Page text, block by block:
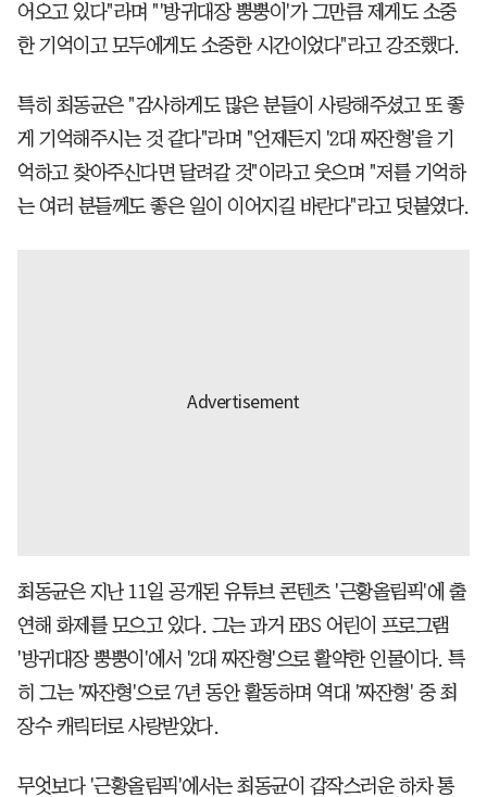
어오고 있다"라며 "'방귀대장 뿡뿡이'가 그만큼 제게도 소중
한 기억이고 모두에게도 소중한 시간이었다"라고 강조했다.
특히 최동균은 "감사하게도 많은 분들이 사랑해주셨고 또 좋
게 기억해주시는 것 같다"라며 "언제든지 '2대 짜잔형'을 기
억하고 찾아주신다면 달려갈 것"이라고 웃으며 "저를 기억하
는 여러 분들께도 좋은 일이 이어지길 바란다"라고 덧붙였다.
최동균은 지난 11일 공개된 유튜브 콘텐츠 '근황올림픽'에 출
연해 화제를 모으고 있다. 그는 과거 EBS 어린이 프로그램
'방귀대장 뿡뿡이'에서 '2대 짜잔형'으로 활약한 인물이다. 특
히 그는 '짜잔형'으로 7년 동안 활동하며 역대 '짜잔형' 중 최
장수 캐릭터로 사랑받았다.
무엇보다 '근황올림픽'에서는 최동균이 갑작스러운 하차 통